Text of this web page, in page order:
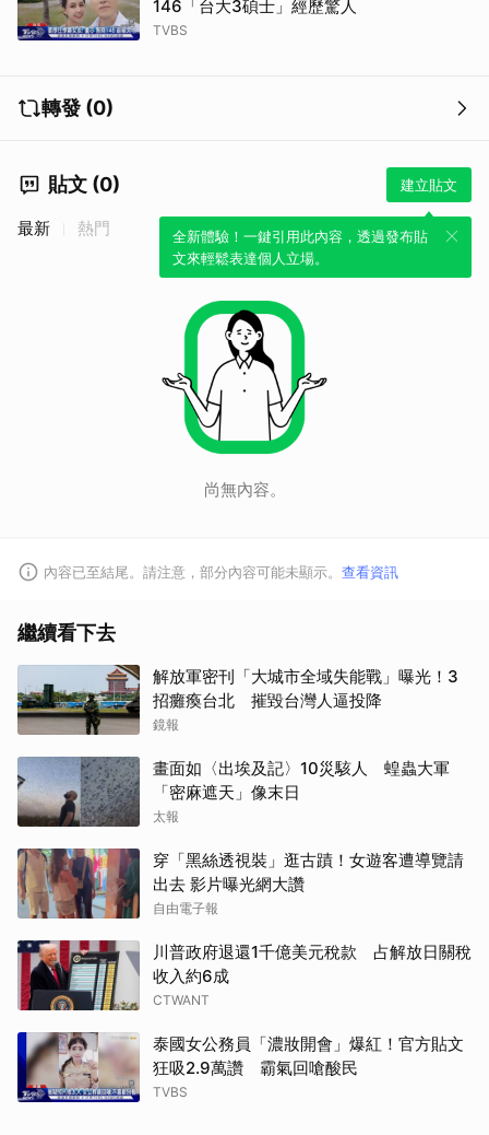
146「台大3碩士」經歷驚人
TVBS
轉發 (0)
貼文 (0) 建立貼文
全新體驗！一鍵引用此內容，透過發布貼
文來輕鬆表達個人立場。
最新 熱門
尚無內容。
內容已至結尾。請注意，部分內容可能未顯示。 查看資訊
繼續看下去
解放軍密刊「大城市全域失能戰」曝光！3
招癱瘓台北 摧毀台灣人逼投降
鏡報
畫面如〈出埃及記〉10災駭人 蝗蟲大軍
「密麻遮天」像末日
太報
穿「黑絲透視裝」逛古蹟！女遊客遭導覽請
出去 影片曝光網大讚
自由電子報
川普政府退還1千億美元稅款 占解放日關稅
收入約6成
CTWANT
泰國女公務員「濃妝開會」爆紅！官方貼文
狂吸2.9萬讚 霸氣回嗆酸民
TVBS
取消